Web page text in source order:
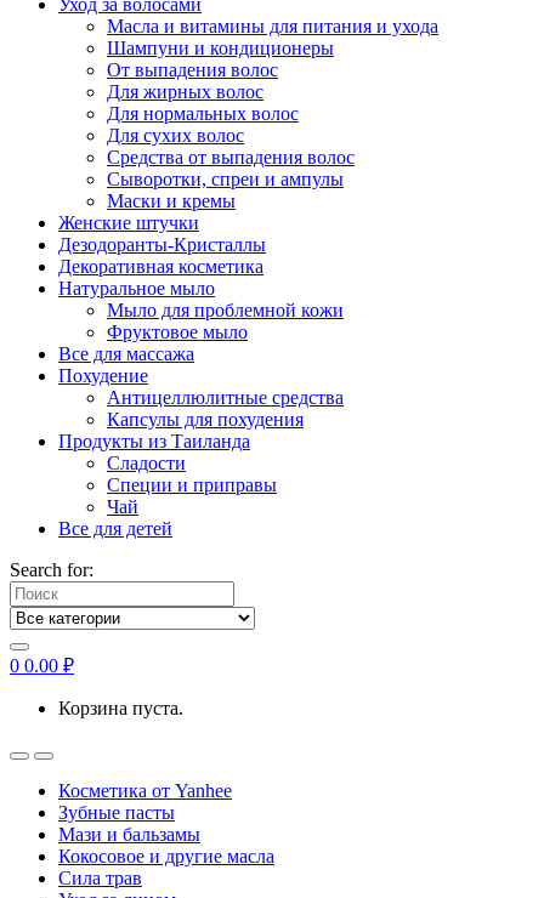
Уход за волосами
Масла и витамины для питания и ухода
Шампуни и кондиционеры
От выпадения волос
Для жирных волос
Для нормальных волос
Для сухих волос
Средства от выпадения волос
Сыворотки, спреи и ампулы
Маски и кремы
Женские штучки
Дезодоранты-Кристаллы
Декоративная косметика
Натуральное мыло
Мыло для проблемной кожи
Фруктовое мыло
Все для массажа
Похудение
Антицеллюлитные средства
Капсулы для похудения
Продукты из Таиланда
Сладости
Специи и приправы
Чай
Все для детей
Search for:
0 0.00 ₽
Корзина пуста.
Косметика от Yanhee
Зубные пасты
Мази и бальзамы
Кокосовое и другие масла
Сила трав